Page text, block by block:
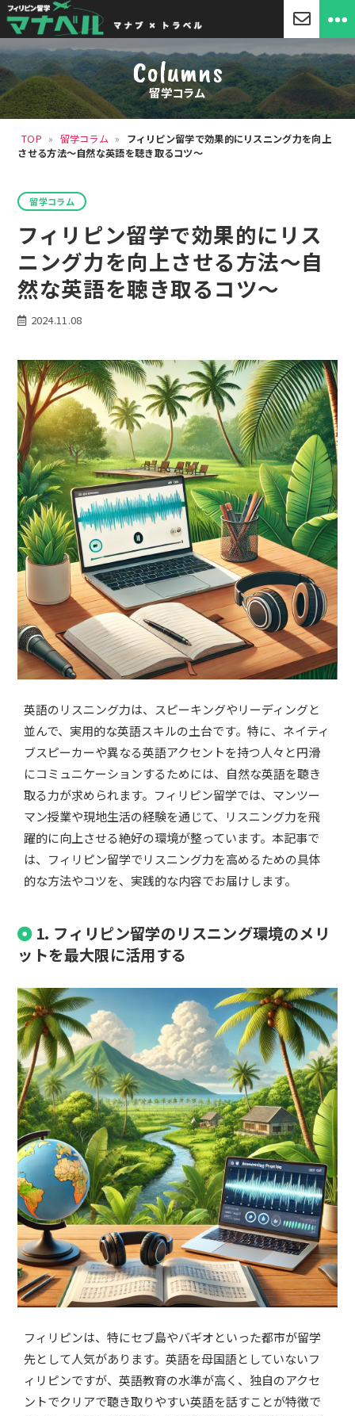
「マ
ナ
ベ
ル」
セ
ブ
学・
Columns
留学コラム
TOP » 留学コラム »
フィリピン留学で効果的にリスニング力を向上
させる方法～自然な英語を聴き取るコツ～
リ
ー
留学コラム
フィリピン留学で効果的にリス
ニング力を向上させる方法～自
然な英語を聴き取るコツ～
2024.11.08
英語のリスニング力は、スピーキングやリーディングと
並んで、実用的な英語スキルの土台です。特に、ネイティ
ブスピーカーや異なる英語アクセントを持つ人々と円滑
にコミュニケーションするためには、自然な英語を聴き
取る力が求められます。フィリピン留学では、マンツー
マン授業や現地生活の経験を通じて、リスニング力を飛
躍的に向上させる絶好の環境が整っています。本記事で
は、フィリピン留学でリスニング力を高めるための具体
的な方法やコツを、実践的な内容でお届けします。
1. フィリピン留学のリスニング環境のメリ
ットを最大限に活用する
フィリピンは、特にセブ島やバギオといった都市が留学
先として人気があります。英語を母国語としていないフ
ィリピンですが、英語教育の水準が高く、独自のアクセ
ントでクリアで聴き取りやすい英語を話すことが特徴で